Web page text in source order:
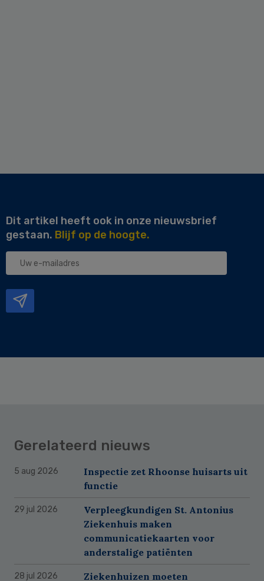
Dit artikel heeft ook in onze nieuwsbrief
gestaan. Blijf op de hoogte.
Uw
Gerelateerd nieuws
5 aug 2026
Inspectie zet Rhoonse huisarts uit
functie
29 jul 2026
Verpleegkundigen St. Antonius
Ziekenhuis maken
communicatiekaarten voor
anderstalige patiënten
28 jul 2026
Ziekenhuizen moeten